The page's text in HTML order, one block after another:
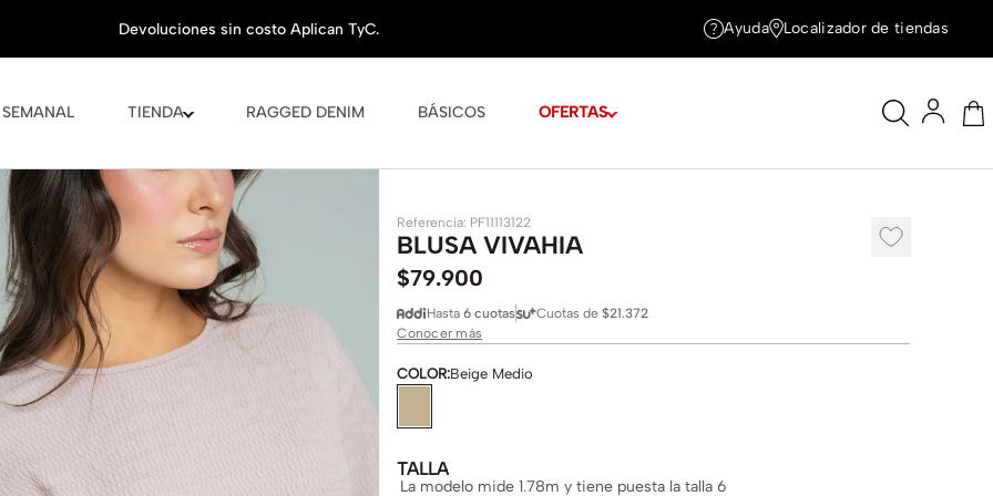
TIENDA RAGGED DENIM BÁSICOS OFERTAS
Ayuda Localizador de tiendas
Referencia: PF11113122
BLUSA VIVAHIA
$79.900
Hasta6 cuotas Cuotas de$21.372
Conocer más
COLOR:Beige Medio
TALLA
La modelo mide 1.78m y tiene puesta la talla 6